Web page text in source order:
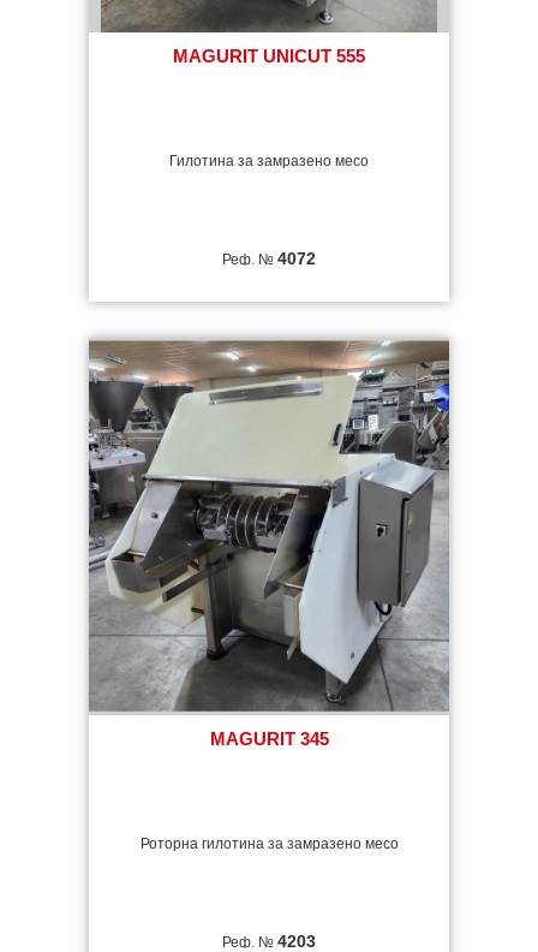
MAGURIT UNICUT 555
Гилотина за замразено месо
Реф. № 4072
MAGURIT 345
Роторна гилотина за замразено месо
Реф. № 4203